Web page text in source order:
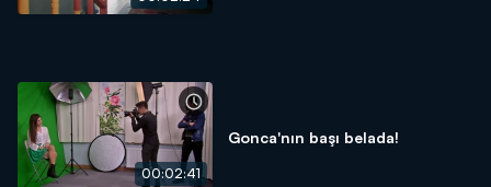
00:02:41
Gonca'nın başı belada!